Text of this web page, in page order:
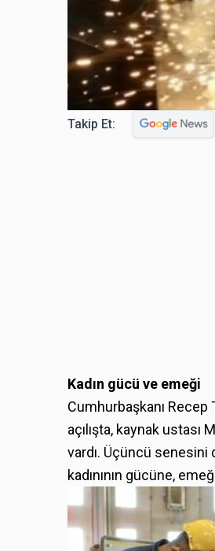
Takip Et:
Kadın gücü ve emeği
Cumhurbaşkanı Recep
açılışta, kaynak ustası
vardı. Üçüncü senesini
kadınının gücüne,